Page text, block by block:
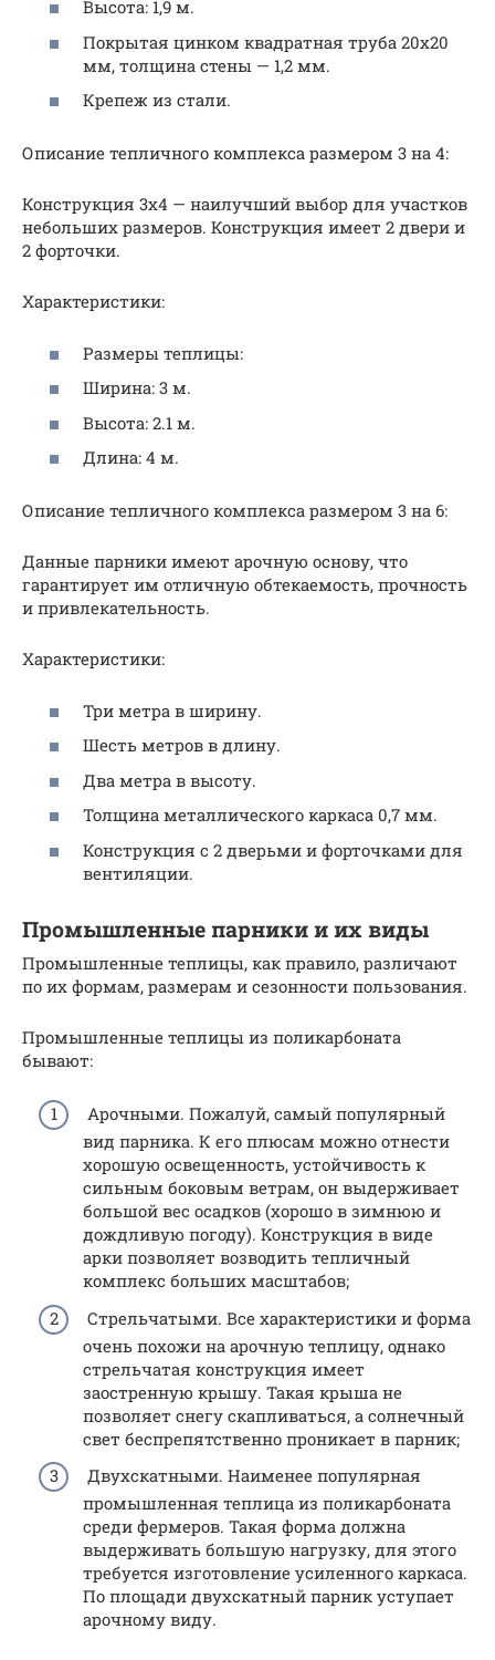
Высота: 1,9 м.
Покрытая цинком квадратная труба 20х20
мм, толщина стены — 1,2 мм.
Крепеж из стали.
Описание тепличного комплекса размером 3 на 4:
Конструкция 3х4 — наилучший выбор для участков
небольших размеров. Конструкция имеет 2 двери и
2 форточки.
Характеристики:
Размеры теплицы:
Ширина: 3 м.
Высота: 2.1 м.
Длина: 4 м.
Описание тепличного комплекса размером 3 на 6:
Данные парники имеют арочную основу, что
гарантирует им отличную обтекаемость, прочность
и привлекательность.
Характеристики:
Три метра в ширину.
Шесть метров в длину.
Два метра в высоту.
Толщина металлического каркаса 0,7 мм.
Конструкция с 2 дверьми и форточками для
вентиляции.
Промышленные парники и их виды
Промышленные теплицы, как правило, различают
по их формам, размерам и сезонности пользования.
Промышленные теплицы из поликарбоната
бывают:
Арочными. Пожалуй, самый популярный
вид парника. К его плюсам можно отнести
хорошую освещенность, устойчивость к
сильным боковым ветрам, он выдерживает
большой вес осадков (хорошо в зимнюю и
дождливую погоду). Конструкция в виде
арки позволяет возводить тепличный
комплекс больших масштабов;
Стрельчатыми. Все характеристики и форма
очень похожи на арочную теплицу, однако
стрельчатая конструкция имеет
заостренную крышу. Такая крыша не
позволяет снегу скапливаться, а солнечный
свет беспрепятственно проникает в парник;
Двухскатными. Наименее популярная
промышленная теплица из поликарбоната
среди фермеров. Такая форма должна
выдерживать большую нагрузку, для этого
требуется изготовление усиленного каркаса.
По площади двухскатный парник уступает
арочному виду.